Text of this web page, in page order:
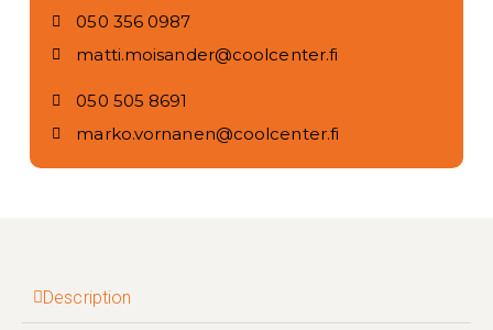
050 356 0987
matti.moisander@coolcenter.fi
050 505 8691
marko.vornanen@coolcenter.fi
Description